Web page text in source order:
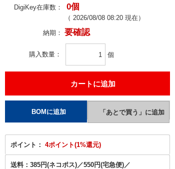
DigiKey在庫数： 0個
（ 2026/08/08 08:20 現在）
納期： 要確認
購入数量 個
ポイント： 4ポイント(1%還元)
送料： 385円(ネコポス)／550円(宅急便)／